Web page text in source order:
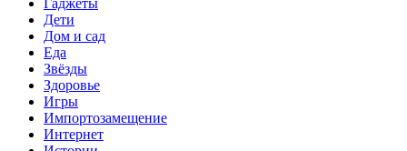
Дети
Дом и сад
Еда
Звёзды
Здоровье
Игры
Импортозамещение
Интернет